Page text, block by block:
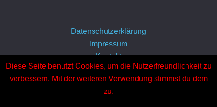
Datenschutzerklärung
Impressum
Kontakt
Über uns
Diese Seite benutzt Cookies, um die Nutzerfreundlichkeit zu
verbessern. Mit der weiteren Verwendung stimmst du dem
zu.